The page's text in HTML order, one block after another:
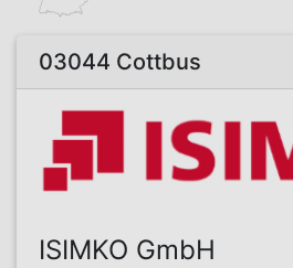
03044 Cottbus
ISIMKO GmbH